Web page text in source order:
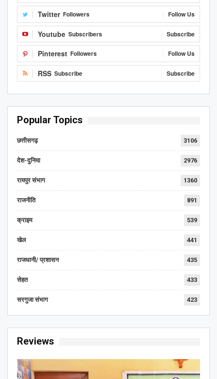
Twitter Followers Follow Us
Youtube Subscribers Subscribe
Pinterest Followers Follow Us
RSS Subscribe Subscribe
Popular Topics
छत्तीसगढ़ 3106
देश-दुनिया 2976
रायपुर संभाग 1360
राजनीति 891
क्राइम 539
खेल 441
राजधानी/ प्रशासन 435
सेहत 433
सरगुजा संभाग 423
Reviews